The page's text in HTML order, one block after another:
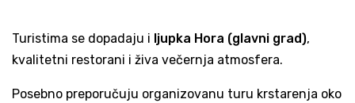
Turistima se dopadaju i ljupka Hora (glavni grad),
kvalitetni restorani i živa večernja atmosfera.
Posebno preporučuju organizovanu turu krstarenja oko